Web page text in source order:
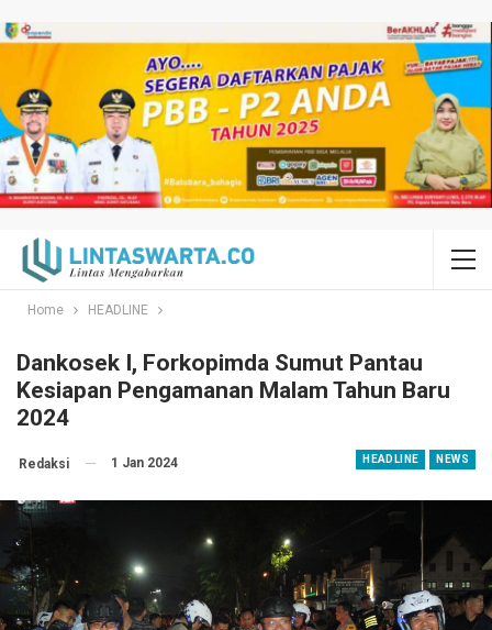
Home HEADLINE
Dankosek I, Forkopimda Sumut Pantau
Kesiapan Pengamanan Malam Tahun Baru
2024
HEADLINE NEWS
Redaksi 1 Jan 2024